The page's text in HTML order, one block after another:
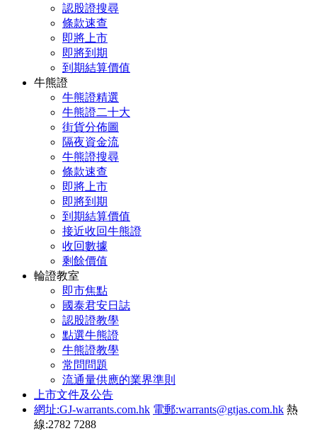
認股證搜尋
條款速查
即將上市
即將到期
到期結算價值
牛熊證
牛熊證精選
牛熊證二十大
街貨分佈圖
隔夜資金流
牛熊證搜尋
條款速查
即將上市
即將到期
到期結算價值
接近收回牛熊證
收回數據
剩餘價值
輪證教室
即市焦點
國泰君安日誌
認股證教學
點選牛熊證
牛熊證教學
常問問題
流通量供應的業界準則
上市文件及公告
網址:GJ-warrants.com.hk 電郵:warrants@gtjas.com.hk 熱
線:2782 7288